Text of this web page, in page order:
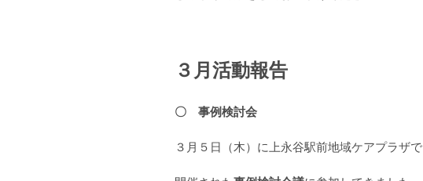
３月活動報告
〇 事例検討会
３月５日（木）に上永谷駅前地域ケアプラザで